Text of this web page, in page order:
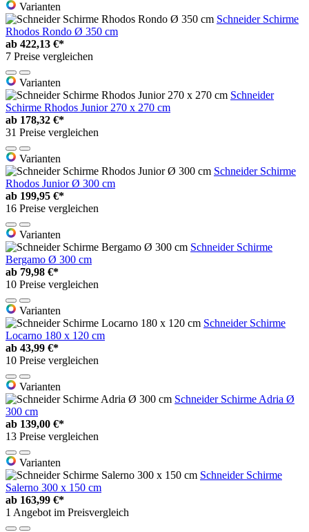
Varianten
Schneider Schirme
Rhodos Rondo Ø 350 cm
ab 422,13 €*
7 Preise vergleichen
Varianten
Schneider
Schirme Rhodos Junior 270 x 270 cm
ab 178,32 €*
31 Preise vergleichen
Varianten
Schneider Schirme
Rhodos Junior Ø 300 cm
ab 199,95 €*
16 Preise vergleichen
Varianten
Schneider Schirme
Bergamo Ø 300 cm
ab 79,98 €*
10 Preise vergleichen
Varianten
Schneider Schirme
Locarno 180 x 120 cm
ab 43,99 €*
10 Preise vergleichen
Varianten
Schneider Schirme Adria Ø
300 cm
ab 139,00 €*
13 Preise vergleichen
Varianten
Schneider Schirme
Salerno 300 x 150 cm
ab 163,99 €*
1 Angebot im Preisvergleich